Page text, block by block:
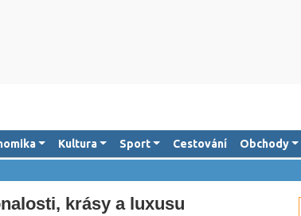
Kultura Sport Cestování Obchody
krásy a luxusu